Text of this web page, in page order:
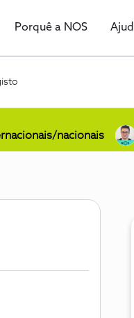
Porquê a NOS
nacionais